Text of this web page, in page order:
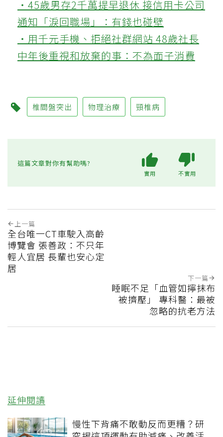
‧45歲男存2千萬提早退休 接信用卡公司
通知「淚回職場」：有錢也碰壁
‧用千元手機、拒絕社群網站 48歲社長
中年後重視和放棄的事：不為面子消費
椎間盤突出 物理治療 頸椎病
這篇文章對你有幫助嗎?
實用 不實用
上一篇
全台唯一CT車駛入高齡
博覽會 張善政：不只年
輕人宜居 長輩也安心定
居
下一篇
睡眠不足「血管如擰抹布
被擠壓」 專科醫：最被
忽略的抗老方法
延伸閱讀
慢性下背痛不敢動反而更糟？研